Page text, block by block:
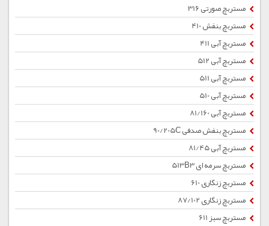
مستربچ صورتی 316
مستربچ بنفش 410
مستربچ آبی 411
مستربچ آبی 512
مستربچ آبی 511
مستربچ آبی 510
مستربچ آبی 81/160
مستربچ بنفش صدفی 90/205C
مستربچ آبی 81/45
مستربچ سرمه ای 513B3
مستربچ زنگاری 610
مستربچ زنگاری 87/102
مستربچ سبز 611